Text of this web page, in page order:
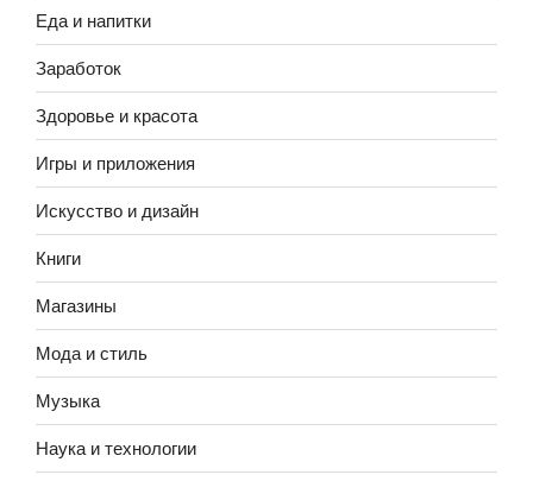
Еда и напитки
Заработок
Здоровье и красота
Игры и приложения
Искусство и дизайн
Книги
Магазины
Мода и стиль
Музыка
Наука и технологии